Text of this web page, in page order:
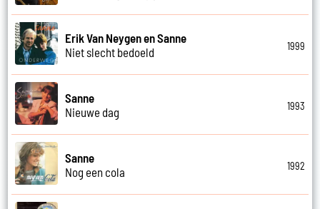
Erik Van Neygen en Sanne
Niet slecht bedoeld
1999
Sanne
Nieuwe dag
1993
Sanne
Nog een cola
1992